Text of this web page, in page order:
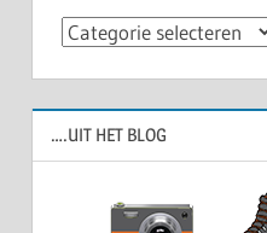
Categorieën
….UIT HET BLOG